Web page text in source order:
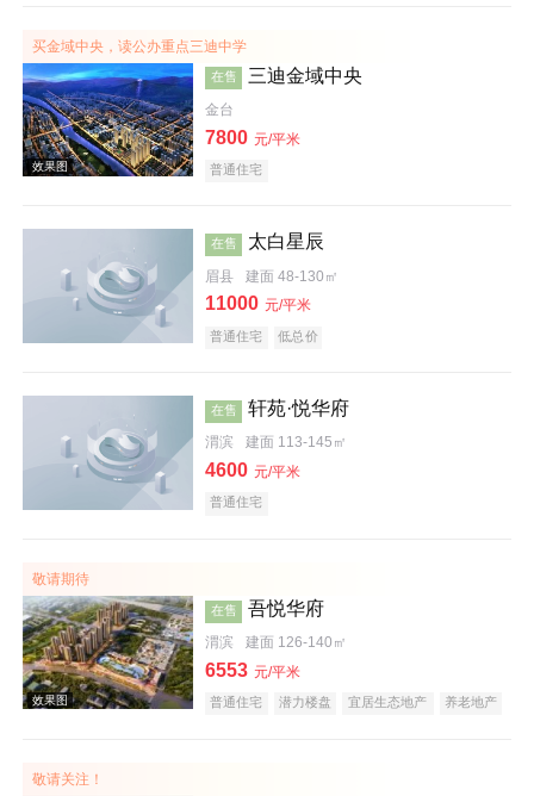
效果图
买金域中央，读公办重点三迪中学
在售 三迪金域中央
金台
7800 元/平米
普通住宅
在售 太白星辰
眉县 建面 48-130㎡
11000 元/平米
普通住宅 低总价
在售 轩苑·悦华府
渭滨 建面 113-145㎡
4600 元/平米
普通住宅
敬请期待
在售 吾悦华府
渭滨 建面 126-140㎡
6553 元/平米
普通住宅 潜力楼盘 宜居生态地产
养老地产
敬请关注！